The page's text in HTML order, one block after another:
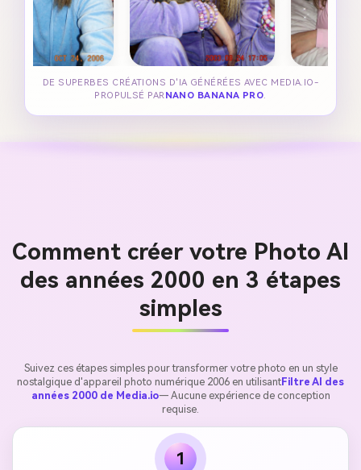
DE SUPERBES CRÉATIONS D'IA GÉNÉRÉES AVEC MEDIA.IO-
PROPULSÉ PAR NANO BANANA PRO.
Comment créer votre Photo AI
des années 2000 en 3 étapes
simples
Suivez ces étapes simples pour transformer votre photo en un style
nostalgique d'appareil photo numérique 2006 en utilisantFiltre AI des
années 2000 de Media.io— Aucune expérience de conception
requise.
1